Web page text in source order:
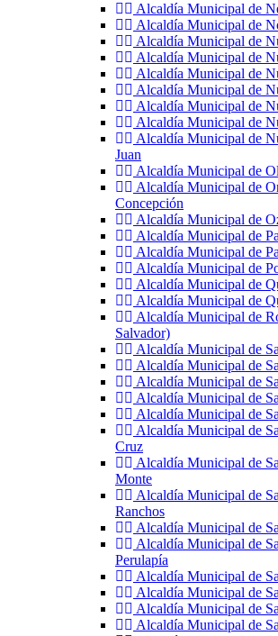
Alcaldía Municipal de
Alcaldía Municipal de
Alcaldía Municipal de
Alcaldía Municipal de
Alcaldía Municipal de
Alcaldía Municipal de
Alcaldía Municipal de
Alcaldía Municipal de
Alcaldía Municipal de
Juan
Alcaldía Municipal de
Alcaldía Municipal de
Concepción
Alcaldía Municipal de
Alcaldía Municipal de
Alcaldía Municipal de
Alcaldía Municipal de
Alcaldía Municipal de
Alcaldía Municipal de
Alcaldía Municipal de
Salvador)
Alcaldía Municipal de
Alcaldía Municipal de
Alcaldía Municipal de
Alcaldía Municipal de
Alcaldía Municipal de
Alcaldía Municipal de
Cruz
Alcaldía Municipal de
Monte
Alcaldía Municipal de
Ranchos
Alcaldía Municipal de
Alcaldía Municipal de
Perulapía
Alcaldía Municipal de
Alcaldía Municipal de
Alcaldía Municipal de
Alcaldía Municipal de